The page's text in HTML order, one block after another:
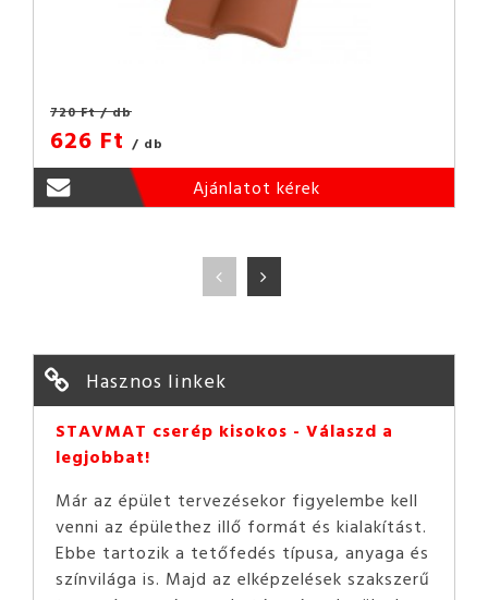
720 Ft/ db
626 Ft / db
Ajánlatot kérek
Hasznos linkek
STAVMAT cserép kisokos - Válaszd a
legjobbat!
Már az épület tervezésekor figyelembe kell
venni az épülethez illő formát és kialakítást.
Ebbe tartozik a tetőfedés típusa, anyaga és
színvilága is. Majd az elképzelések szakszerű